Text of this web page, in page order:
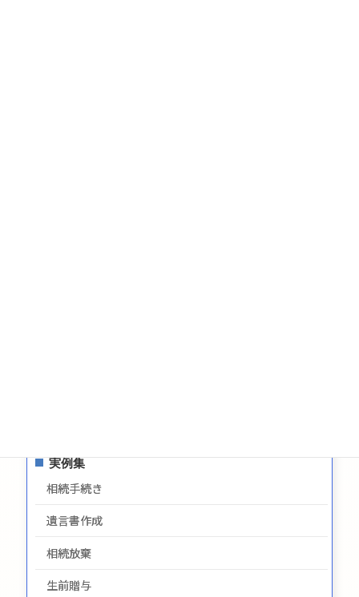
実例集
相続手続き
遺言書作成
相続放棄
生前贈与